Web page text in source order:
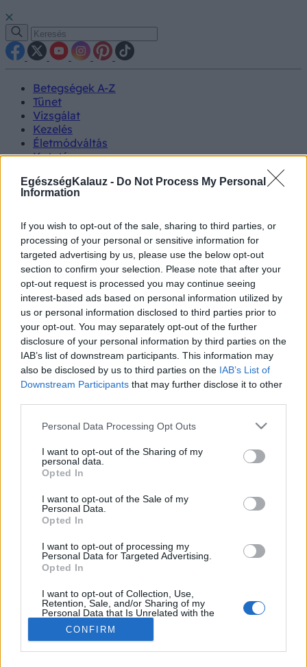
EgészségKalauz - Do Not Process My Personal
Information
If you wish to opt-out of the sale, sharing to third parties, or
processing of your personal or sensitive information for
targeted advertising by us, please use the below opt-out
section to confirm your selection. Please note that after your
opt-out request is processed you may continue seeing
interest-based ads based on personal information utilized by
us or personal information disclosed to third parties prior to
your opt-out. You may separately opt-out of the further
disclosure of your personal information by third parties on the
IAB’s list of downstream participants. This information may
also be disclosed by us to third parties on the IAB’s List of
Downstream Participants that may further disclose it to other
Please note that this website/app uses one or more Google
not limited to your visit or usage behaviour. You may click to
grant or deny consent to Google and its third-party tags to
use your data for below specified purposes in below Google
consent section.
Personal Data Processing Opt Outs
I want to opt-out of the Sharing of my
personal data.
Opted In
I want to opt-out of the Sale of my
Personal Data.
Opted In
I want to opt-out of processing my
Personal Data for Targeted Advertising.
Opted In
I want to opt-out of Collection, Use,
Retention, Sale, and/or Sharing of my
Personal Data that Is Unrelated with the
Purposes for which it was collected.
Opted Out
CONFIRM
Betegségek A-Z
Tünet
Vizsgálat
Kezelés
Életmódváltás
Kutatás
Hírek
Videók
#allergia#influenza#cukorbetegség
#orvosmeteorológia#vérnyomás#stroke#rákbetegség
#pajzsmirigy#reflux#ekcéma#herpesz
Regisztráció
Inzulinrezisztencia
Inzulinrezisztencia